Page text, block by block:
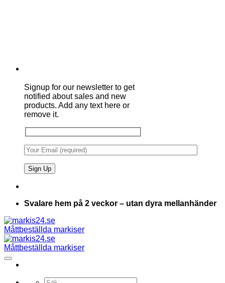
Signup for our newsletter to get
notified about sales and new
products. Add any text here or
remove it.
Svalare hem på 2 veckor – utan dyra mellanhänder